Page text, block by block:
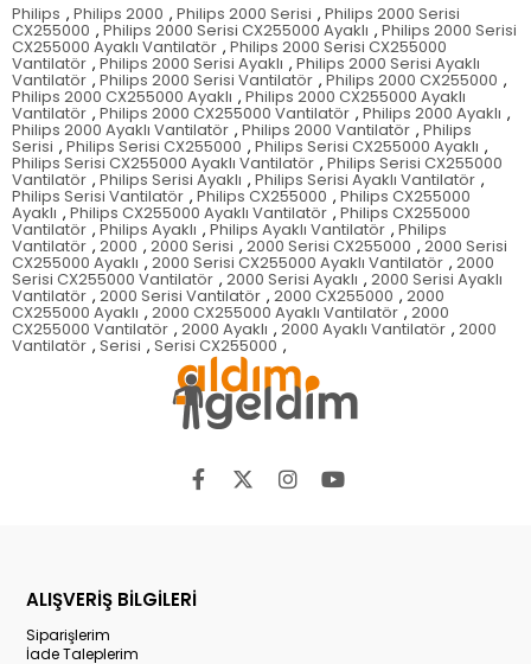
Philips , Philips 2000 , Philips 2000 Serisi , Philips 2000 Serisi
CX255000 , Philips 2000 Serisi CX255000 Ayaklı , Philips 2000 Serisi
CX255000 Ayaklı Vantilatör , Philips 2000 Serisi CX255000
Vantilatör , Philips 2000 Serisi Ayaklı , Philips 2000 Serisi Ayaklı
Vantilatör , Philips 2000 Serisi Vantilatör , Philips 2000 CX255000 ,
Philips 2000 CX255000 Ayaklı , Philips 2000 CX255000 Ayaklı
Vantilatör , Philips 2000 CX255000 Vantilatör , Philips 2000 Ayaklı ,
Philips 2000 Ayaklı Vantilatör , Philips 2000 Vantilatör , Philips
Serisi , Philips Serisi CX255000 , Philips Serisi CX255000 Ayaklı ,
Philips Serisi CX255000 Ayaklı Vantilatör , Philips Serisi CX255000
Vantilatör , Philips Serisi Ayaklı , Philips Serisi Ayaklı Vantilatör ,
Philips Serisi Vantilatör , Philips CX255000 , Philips CX255000
Ayaklı , Philips CX255000 Ayaklı Vantilatör , Philips CX255000
Vantilatör , Philips Ayaklı , Philips Ayaklı Vantilatör , Philips
Vantilatör , 2000 , 2000 Serisi , 2000 Serisi CX255000 , 2000 Serisi
CX255000 Ayaklı , 2000 Serisi CX255000 Ayaklı Vantilatör , 2000
Serisi CX255000 Vantilatör , 2000 Serisi Ayaklı , 2000 Serisi Ayaklı
Vantilatör , 2000 Serisi Vantilatör , 2000 CX255000 , 2000
CX255000 Ayaklı , 2000 CX255000 Ayaklı Vantilatör , 2000
CX255000 Vantilatör , 2000 Ayaklı , 2000 Ayaklı Vantilatör , 2000
Vantilatör , Serisi , Serisi CX255000 ,
ALIŞVERİŞ BİLGİLERİ
Siparişlerim
İade Taleplerim